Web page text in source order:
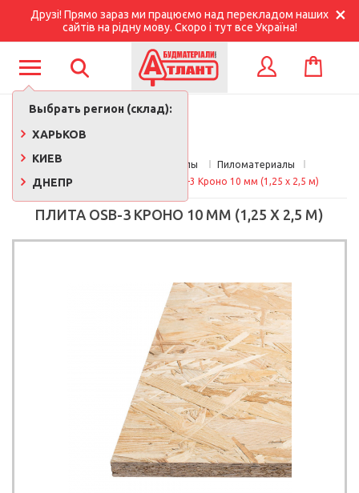
Друзі! Прямо зараз ми працюємо над перекладом наших
сайтів на рідну мову. Скоро і тут все Україна!
Выбрать регион (склад):
ХАРЬКОВ
КИЕВ
ДНЕПР
КОРЗИНА
Стройматериалы
Пиломатериалы
OSB, QSB плиты
Плита OSB-3 Кроно 10 мм (1,25 х 2,5 м)
ПЛИТА OSB-3 КРОНО 10 ММ (1,25 Х 2,5 М)